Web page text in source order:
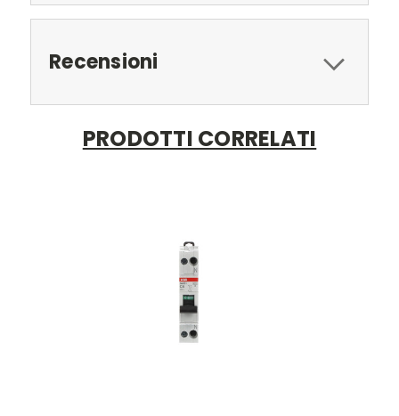
Recensioni
PRODOTTI CORRELATI